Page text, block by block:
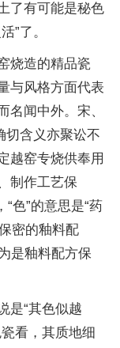
了有可能是秘色
”了。
烧造的精品瓷
与风格方面代表
名闻中外。宋、
切含义亦聚讼不
越窑专烧供奉用
制作工艺保
“色”的意思是“药
密的釉料配
是釉料配方保
是“其色似越
看，其质地细